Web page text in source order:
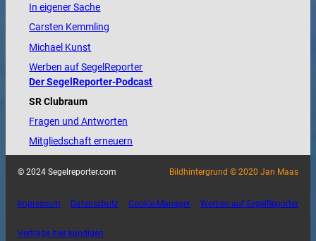
In eigener Sache
Carsten Kemmling
Michael Kunst
Werben auf SegelReporter
Der SegelReporter-Podcast
SR Clubraum
Fragen und Antworten
Mitgliedschaft erneuern
© 2024 Segelreporter.com Bildhintergrund © 2020 Jan Maas
Impressum Datenschutz Cookie-Manager Werben auf SegelReporter
Verträge hier kündigen